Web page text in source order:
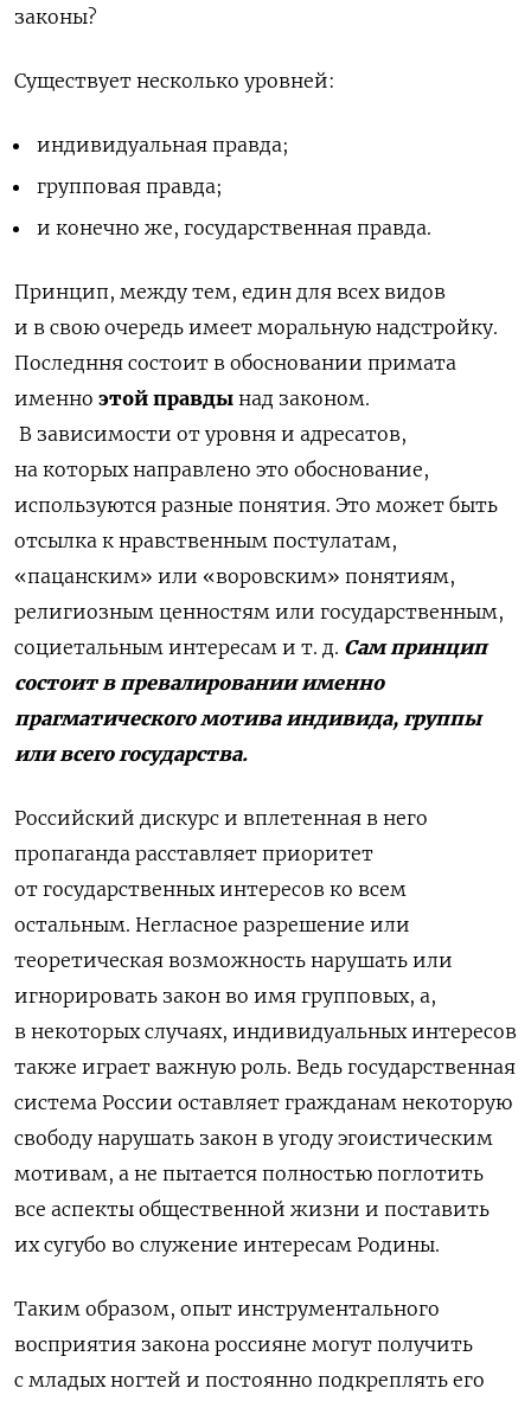
законы?
Существует несколько уровней:
индивидуальная правда;
групповая правда;
и конечно же, государственная правда.
Принцип, между тем, един для всех видов
и в свою очередь имеет моральную надстройку.
Последння состоит в обосновании примата
именно этой правды над законом.
В зависимости от уровня и адресатов,
на которых направлено это обоснование,
используются разные понятия. Это может быть
отсылка к нравственным постулатам,
«пацанским» или «воровским» понятиям,
религиозным ценностям или государственным,
социетальным интересам и т. д. Сам принцип
состоит в превалировании именно
прагматического мотива индивида, группы
или всего государства.
Российский дискурс и вплетенная в него
пропаганда расставляет приоритет
от государственных интересов ко всем
остальным. Негласное разрешение или
теоретическая возможность нарушать или
игнорировать закон во имя групповых, а,
в некоторых случаях, индивидуальных интересов
также играет важную роль. Ведь государственная
система России оставляет гражданам некоторую
свободу нарушать закон в угоду эгоистическим
мотивам, а не пытается полностью поглотить
все аспекты общественной жизни и поставить
их сугубо во служение интересам Родины.
Таким образом, опыт инструментального
восприятия закона россияне могут получить
с младых ногтей и постоянно подкреплять его